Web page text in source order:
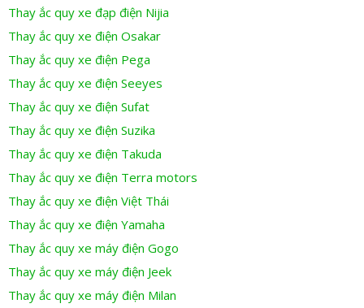
Thay ắc quy xe đạp điện Nijia
Thay ắc quy xe điện Osakar
Thay ắc quy xe điện Pega
Thay ắc quy xe điện Seeyes
Thay ắc quy xe điện Sufat
Thay ắc quy xe điện Suzika
Thay ắc quy xe điện Takuda
Thay ắc quy xe điện Terra motors
Thay ắc quy xe điện Việt Thái
Thay ắc quy xe điện Yamaha
Thay ắc quy xe máy điện Gogo
Thay ắc quy xe máy điện Jeek
Thay ắc quy xe máy điện Milan